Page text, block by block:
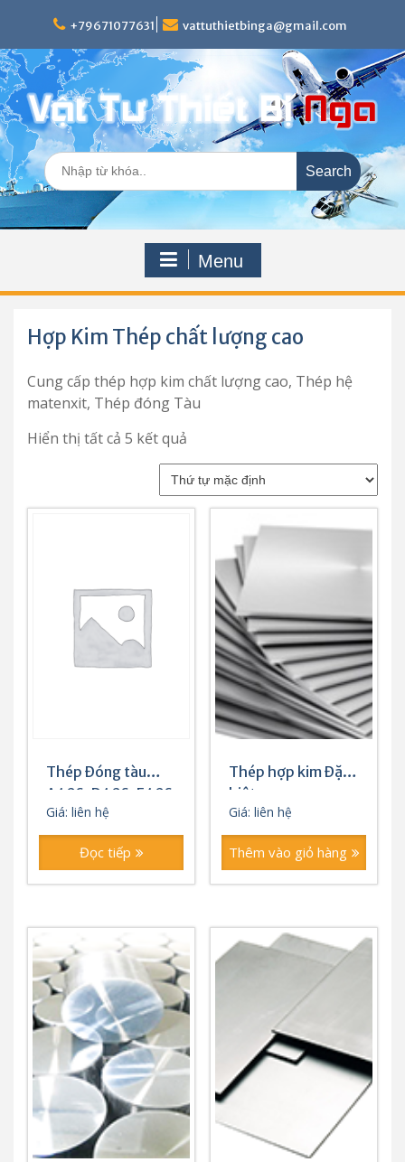
+79671077631 vattuthietbinga@gmail.com
Search
for:
Menu
Hợp Kim Thép chất lượng cao
Cung cấp thép hợp kim chất lượng cao, Thép hệ
matenxit, Thép đóng Tàu
Hiển thị tất cả 5 kết quả
Thép Đóng tàu
A40S, D40S, E40S
Giá: liên hệ
Đọc tiếp
Thép hợp kim Đặc
biệt
Giá: liên hệ
Thêm vào giỏ hàng